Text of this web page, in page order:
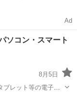
Ad
ソコン・スマート
8月5日
ブレット等の電子機